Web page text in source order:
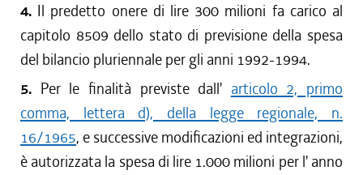
4. Il predetto onere di lire 300 milioni fa carico al
capitolo 8509 dello stato di previsione della spesa
del bilancio pluriennale per gli anni 1992-1994.
5. Per le finalità previste dall' articolo 2, primo
comma, lettera d), della legge regionale, n.
16/1965, e successive modificazioni ed integrazioni,
è autorizzata la spesa di lire 1.000 milioni per l' anno